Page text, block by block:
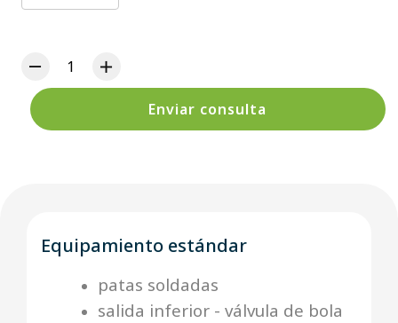
Enviar consulta
Equipamiento estándar
patas soldadas
salida inferior - válvula de bola